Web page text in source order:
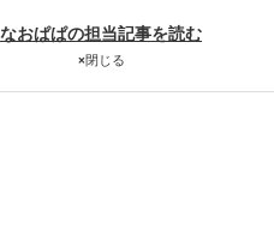
なおぱぱの担当記事を読む
×閉じる